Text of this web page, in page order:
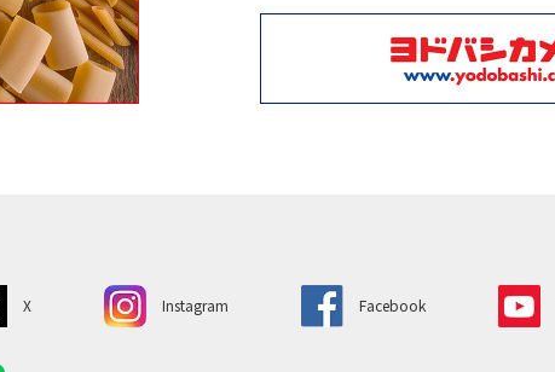
X Instagram Facebook